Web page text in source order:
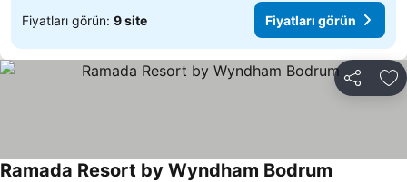
Fiyatları görün: 9 site Fiyatları görün
Paylaş
Ramada Resort by Wyndham Bodrum